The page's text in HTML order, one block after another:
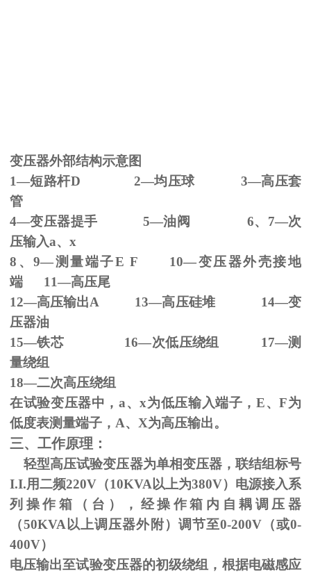
变压器外部结构示意图
1—短路杆D 2—均压球 3—高压套
管
4—变压器提手 5—油阀 6、 7—次
压输入a、 x
8、9—测量端子E F 10—变压器外壳接地
端 11—高压尾
12—高压输出A 13—高压硅堆 14—变
压器油
15—铁芯 16—次低压绕组 17—测
量绕组
18—二次高压绕组
在试验变压器中，a、x为低压输入端子，E、F为
低度表测量端子， A、 X为高压输出。
三、工作原理：
轻型高压试验变压器为单相变压器，联结组标号
I.I.用二频220V （10KVA 以上为380V）电源接入系
列操作箱（台），经操作箱内自耦调压器
（50KVA 以上调压器外附）调节至0-200V（或0-
400V）
电压输出至试验变压器的初级绕组，根据电磁感应